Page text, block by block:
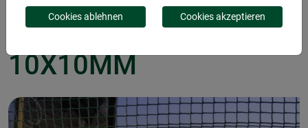
KUNSTSTOFF
10X10MM
Cookies ablehnen Cookies akzeptieren